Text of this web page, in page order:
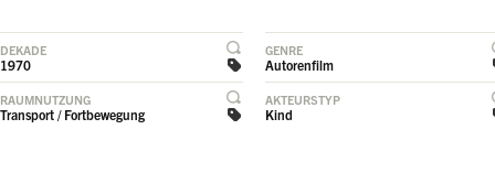
DEKADE
1970
GENRE
Autorenfilm
RAUMNUTZUNG
Transport / Fortbewegung
AKTEURSTYP
Kind